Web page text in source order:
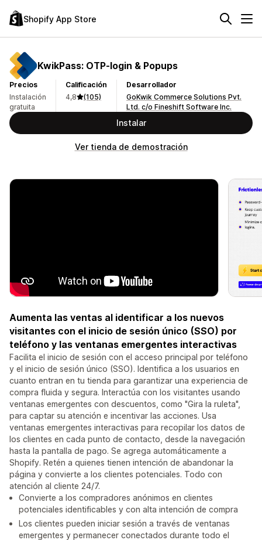
Shopify App Store
KwikPass: OTP‑login & Popups
Precios
Instalación
gratuita
Calificación
4,8
(105)
Desarrollador
GoKwik Commerce Solutions Pvt.
Ltd. c/o Fineshift Software Inc.
Instalar
Ver tienda de demostración
Aumenta las ventas al identificar a los nuevos
visitantes con el inicio de sesión único (SSO) por
teléfono y las ventanas emergentes interactivas
Facilita el inicio de sesión con el acceso principal por teléfono
y el inicio de sesión único (SSO). Identifica a los usuarios en
cuanto entran en tu tienda para garantizar una experiencia de
compra fluida y segura. Interactúa con los visitantes usando
ventanas emergentes con descuentos, como "Gira la ruleta",
para captar su atención e incentivar las acciones. Usa
ventanas emergentes interactivas para recopilar los datos de
los clientes en cada punto de contacto, desde la navegación
hasta la pantalla de pago. Se agrega automáticamente a
Shopify. Retén a quienes tienen intención de abandonar la
página y convierte a los clientes potenciales. Todo con
atención al cliente 24/7.
Convierte a los compradores anónimos en clientes
potenciales identificables y con alta intención de compra
Los clientes pueden iniciar sesión a través de ventanas
emergentes y permanecer conectados durante todo el